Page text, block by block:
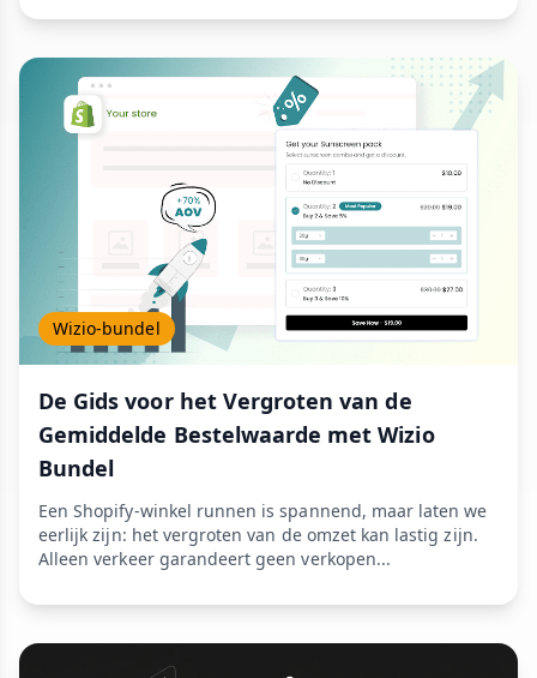
Wizio-bundel
De Gids voor het Vergroten van de
Gemiddelde Bestelwaarde met Wizio
Bundel
Een Shopify-winkel runnen is spannend, maar laten we
eerlijk zijn: het vergroten van de omzet kan lastig zijn.
Alleen verkeer garandeert geen verkopen...